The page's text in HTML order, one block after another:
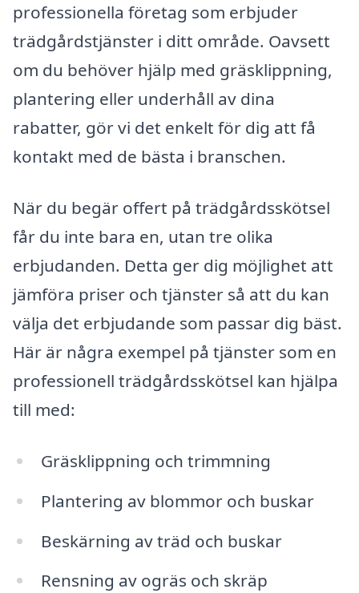
professionella företag som erbjuder
trädgårdstjänster i ditt område. Oavsett
om du behöver hjälp med gräsklippning,
plantering eller underhåll av dina
rabatter, gör vi det enkelt för dig att få
kontakt med de bästa i branschen.
När du begär offert på trädgårdsskötsel
får du inte bara en, utan tre olika
erbjudanden. Detta ger dig möjlighet att
jämföra priser och tjänster så att du kan
välja det erbjudande som passar dig bäst.
Här är några exempel på tjänster som en
professionell trädgårdsskötsel kan hjälpa
till med:
Gräsklippning och trimmning
Plantering av blommor och buskar
Beskärning av träd och buskar
Rensning av ogräs och skräp